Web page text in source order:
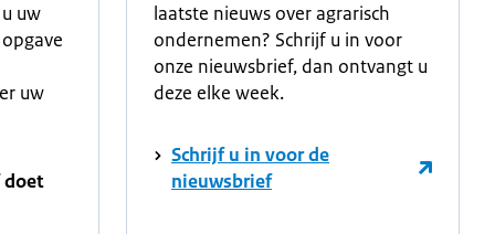
uw
uw
doet
laatste nieuws over agrarisch
ondernemen? Schrijf u in voor
onze nieuwsbrief, dan ontvangt u
deze elke week.
Schrijf u in voor de
nieuwsbrief